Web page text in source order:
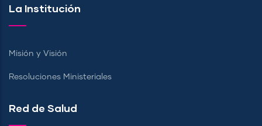
La Institución
Misión y Visión
Resoluciones Ministeriales
Red de Salud